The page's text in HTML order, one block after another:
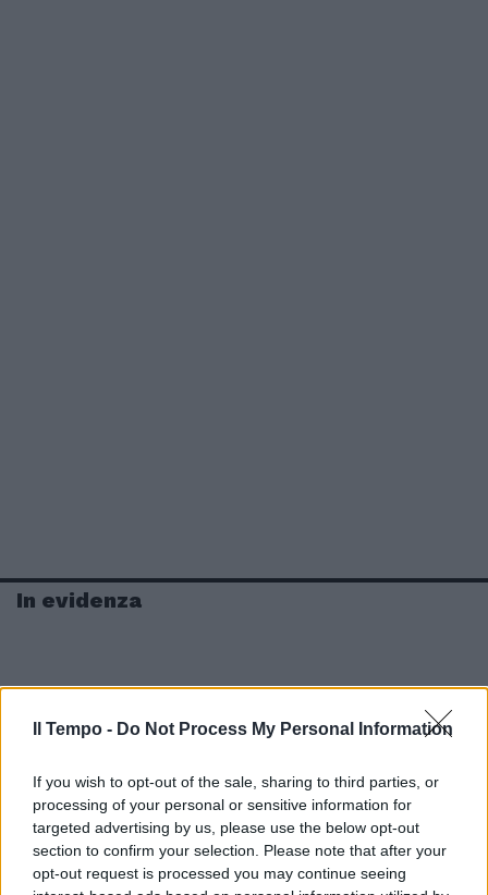
Il Tempo - Do Not Process My Personal Information
If you wish to opt-out of the sale, sharing to third parties, or
processing of your personal or sensitive information for
targeted advertising by us, please use the below opt-out
section to confirm your selection. Please note that after your
opt-out request is processed you may continue seeing
In evidenza